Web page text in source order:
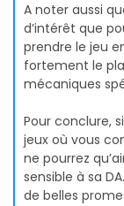
A noter aussi
d’intérêt que
prendre le jeu
fortement le
mécaniques
Pour conclure,
jeux où vous
ne pourrez
sensible à sa
de belles